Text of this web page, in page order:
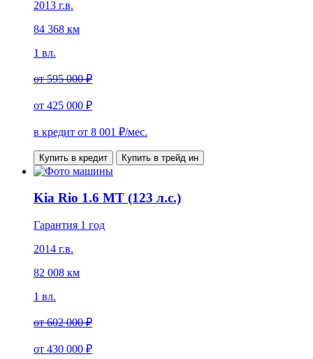
2013 г.в.
84 368 км
1 вл.
от595 000 ₽
от 425 000 ₽
в кредит от 8 001 ₽/мес.
Купить в кредит Купить в трейд ин
Kia Rio 1.6 MT (123 л.с.)
Гарантия 1 год
2014 г.в.
82 008 км
1 вл.
от602 000 ₽
от 430 000 ₽